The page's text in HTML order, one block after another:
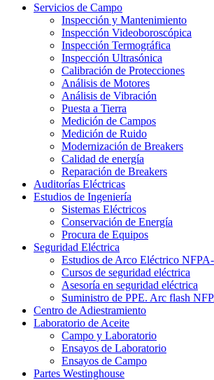
Servicios de Campo
Inspección y Mantenimiento
Inspección Videoboroscópica
Inspección Termográfica
Inspección Ultrasónica
Calibración de Protecciones
Análisis de Motores
Análisis de Vibración
Puesta a Tierra
Medición de Campos
Medición de Ruido
Modernización de Breakers
Calidad de energía
Reparación de Breakers
Auditorías Eléctricas
Estudios de Ingeniería
Sistemas Eléctricos
Conservación de Energía
Procura de Equipos
Seguridad Eléctrica
Estudios de Arco Eléctrico
Cursos de seguridad eléctrica
Asesoría en seguridad eléctrica
Suministro de PPE. Arc flash
Centro de Adiestramiento
Laboratorio de Aceite
Campo y Laboratorio
Ensayos de Laboratorio
Ensayos de Campo
Partes Westinghouse